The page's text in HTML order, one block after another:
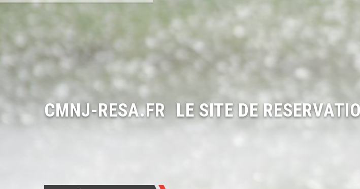
CMNJ-RESA.FR LE SITE DE